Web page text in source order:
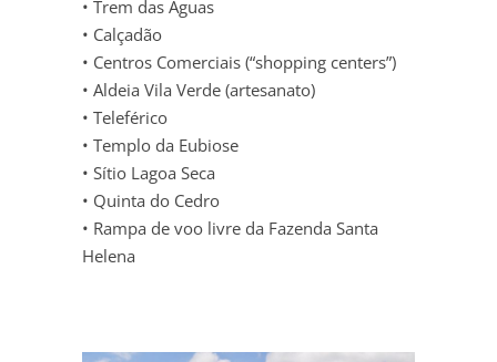
• Trem das Águas
• Calçadão
• Centros Comerciais (“shopping centers”)
• Aldeia Vila Verde (artesanato)
• Teleférico
• Templo da Eubiose
• Sítio Lagoa Seca
• Quinta do Cedro
• Rampa de voo livre da Fazenda Santa
Helena